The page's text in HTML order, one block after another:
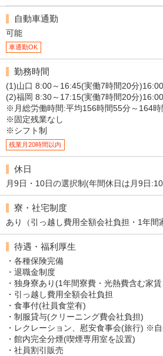
自動車通勤
可能
車通勤OK
勤務時間
(1)山口 8:00～16:45(実働7時間20分
(2)福岡 8:30～17:15(実働7時間20分
※月総労働時間:平均156時間55分～164時
※固定残業なし
※シフト制
残業月20時間以内
休日
月9日・10日の選択制(年間休日は月9日
寮・社宅制度
あり（引っ越し費用全額会社負担・1年間
待遇・福利厚生
・各種保険完備
・退職金制度
・独身寮あり(1年間寮費・光熱費含む家
・引っ越し費用全額会社負担
・食事付(社員食堂有)
・制服貸与(クリーニング費会社負担)
・レクレーション、慰安食事会(旅行) ※
・館内完全分煙(喫煙専用室を設置)
・社員割引販売